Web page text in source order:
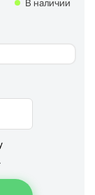
В наличии
.